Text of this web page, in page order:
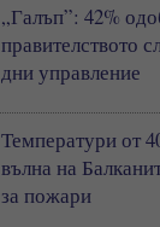
„Галъп”: 42%
правителството
дни управление
Температури от
вълна на
за пожари